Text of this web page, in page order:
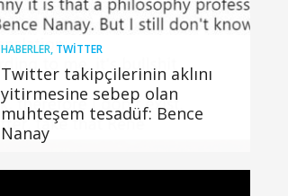
HABERLER, TWITTER
Twitter takipçilerinin aklını
yitirmesine sebep olan
muhteşem tesadüf: Bence
Nanay